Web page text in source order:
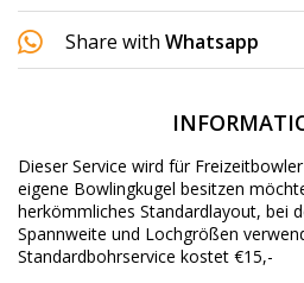
Share with Whatsapp
Dieser Service wird für
eigene Bowlingkugel besitzen
herkömmliches Standardlayout, bei
Spannweite und Lochgrößen
Standardbohrservice kostet €15,-